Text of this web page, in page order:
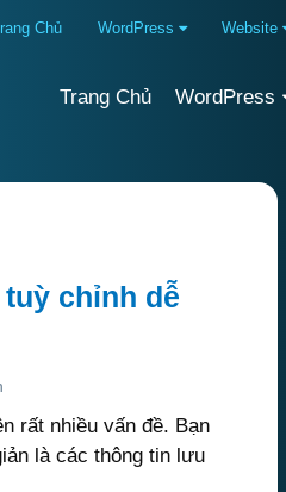
Chủ WordPress Website
Trang Chủ WordPress
chỉnh dễ
rất nhiều vấn đề. Bạn
là các thông tin lưu